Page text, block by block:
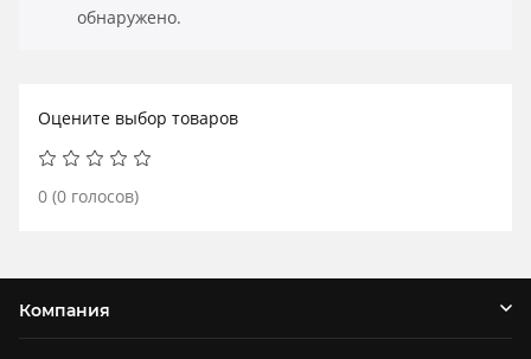
обнаружено.
Оцените выбор товаров
0 (0 голосов)
Компания